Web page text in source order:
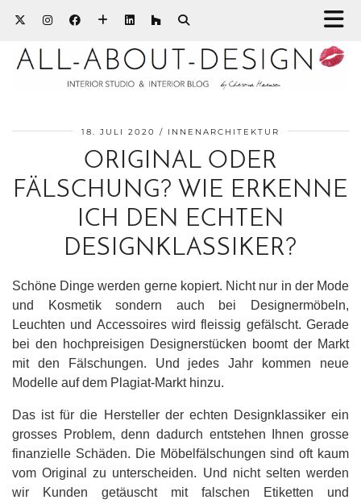
18. JULI 2020 INNENARCHITEKTUR
ORIGINAL ODER
FÄLSCHUNG? WIE ERKENNE
ICH DEN ECHTEN
DESIGNKLASSIKER?
Schöne Dinge werden gerne kopiert. Nicht nur in der Mode
und Kosmetik sondern auch bei Designermöbeln,
Leuchten und Accessoires wird fleissig gefälscht. Gerade
bei den hochpreisigen Designerstücken boomt der Markt
mit den Fälschungen. Und jedes Jahr kommen neue
Modelle auf dem Plagiat-Markt hinzu.
Das ist für die Hersteller der echten Designklassiker ein
grosses Problem, denn dadurch entstehen Ihnen grosse
finanzielle Schäden. Die Möbelfälschungen sind oft kaum
vom Original zu unterscheiden. Und nicht selten werden
wir Kunden getäuscht mit falschen Etiketten und